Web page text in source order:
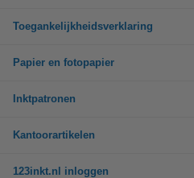
Toegankelijkheidsverklaring
Papier en fotopapier
Inktpatronen
Kantoorartikelen
123inkt.nl inloggen